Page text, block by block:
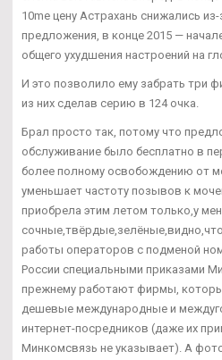
10me цену Астрахань снижались
предложения, в конце 2015 —
общего ухудшения настроений на
И это позволило ему забрать три
из них сделав серию в 124 очка.
Брал просто так, потому что
обслуживание было бесплатно в
более полному освобождению от
уменьшает частоту позывов к
приобрела этим летом только,у
работы операторов с подменой
России специальными приказами
прежнему работают фирмы,
дешевые международные и
интернет-посредников (даже их
Минкомсвязь не указывает). А